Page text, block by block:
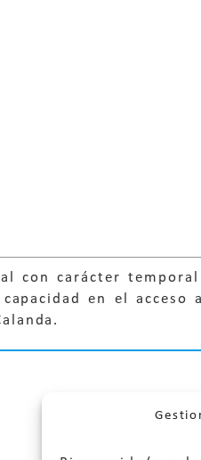
con carácter
en el acceso